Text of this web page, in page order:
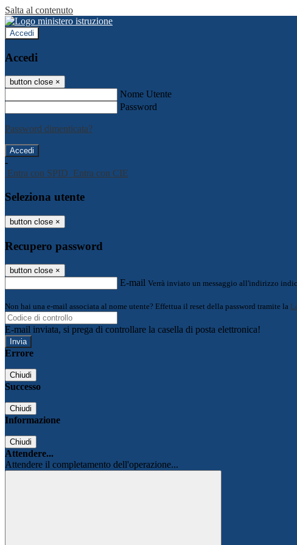
Salta al contenuto
Accedi
Accedi
button close ×
Nome Utente
Password
Password dimenticata?
-
Entra con SPID Entra con CIE
Seleziona utente
button close ×
Recupero password
button close ×
E-mail Verrà inviato un messaggio all'indirizzo
Non hai una e-mail associata al nome utente? Effettua il reset della password tramite la
E-mail inviata, si prega di controllare la casella di posta elettronica!
Errore
Chiudi
Successo
Chiudi
Informazione
Chiudi
Attendere...
Attendere il completamento dell'operazione...